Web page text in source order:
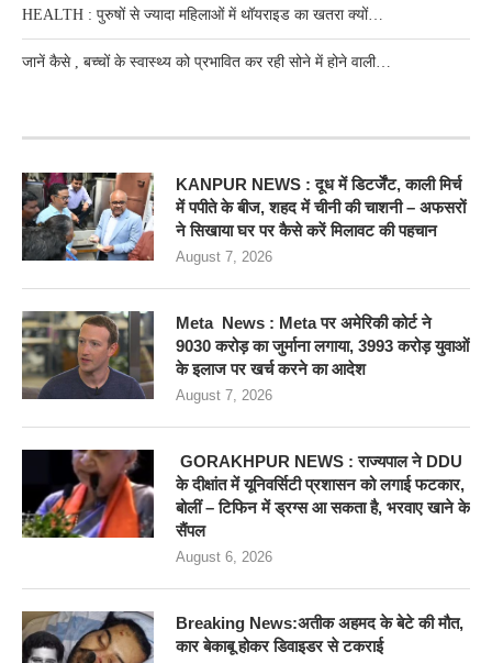
HEALTH : पुरुषों से ज्यादा महिलाओं में थॉयराइड का खतरा क्यों…
जानें कैसे , बच्चों के स्वास्थ्य को प्रभावित कर रही सोने में होने वाली…
KANPUR NEWS : दूध में डिटर्जेंट, काली मिर्च
में पपीते के बीज, शहद में चीनी की चाशनी – अफसरों
ने सिखाया घर पर कैसे करें मिलावट की पहचान
August 7, 2026
Meta News : Meta पर अमेरिकी कोर्ट ने
9030 करोड़ का जुर्माना लगाया, 3993 करोड़ युवाओं
के इलाज पर खर्च करने का आदेश
August 7, 2026
GORAKHPUR NEWS : राज्यपाल ने DDU
के दीक्षांत में यूनिवर्सिटी प्रशासन को लगाई फटकार,
बोलीं – टिफिन में ड्रग्स आ सकता है, भरवाए खाने के
सैंपल
August 6, 2026
Breaking News:अतीक अहमद के बेटे की मौत,
कार बेकाबू होकर डिवाइडर से टकराई